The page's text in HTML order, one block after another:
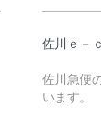
佐川ｅ－
佐川急便
います。